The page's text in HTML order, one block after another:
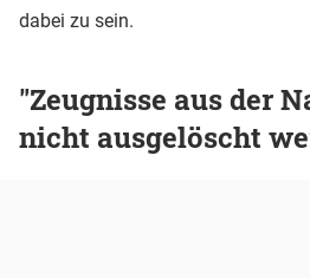
dabei zu sein.
"Zeugnisse aus der
nicht ausgelöscht